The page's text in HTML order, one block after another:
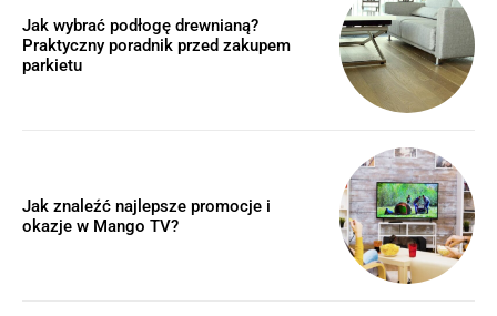
Jak wybrać podłogę drewnianą?
Praktyczny poradnik przed zakupem
parkietu
Jak znaleźć najlepsze promocje i
okazje w Mango TV?